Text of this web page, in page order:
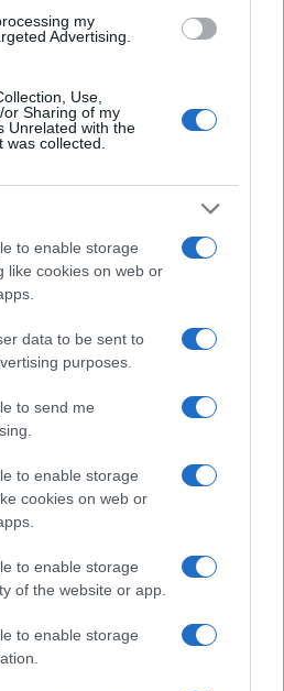
my
Advertising.
Use,
Sharing of my
Unrelated with the
collected.
to enable storage
like cookies on web or
data to be sent to
purposes.
to send me
to enable storage
cookies on web or
to enable storage
of the website or app.
to enable storage